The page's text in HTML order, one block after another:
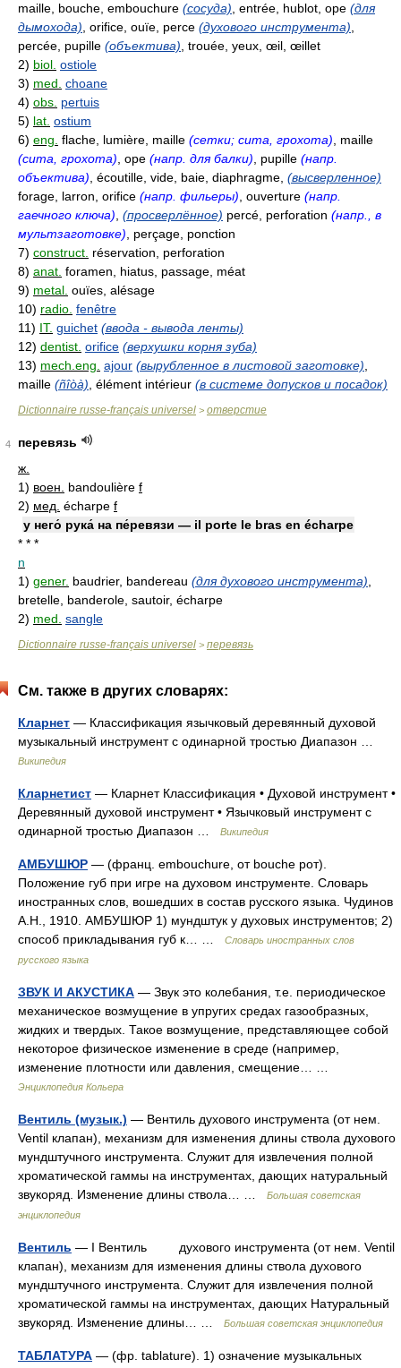
maille, bouche, embouchure (сосуда) , entrée, hublot, ope (для
дымохода) , orifice, ouïe, perce (духового инструмента)
percée, pupille (объектива) , trouée, yeux, œil, œillet
2) biol. ostiole
3) med. choane
4) obs. pertuis
5) lat. ostium
6) eng. flache, lumière, maille (сетки; сита, грохота) , maille
(сита, грохота) , ope (напр. для балки) , pupille (напр.
объектива) , écoutille, vide, baie, diaphragme, (высверленное)
forage, larron, orifice (напр. фильеры) , ouverture (напр.
гаечного ключа) (просверлённое) percé, perforation (напр., в
мультзаготовке) , perçage, ponction
7) construct. réservation, perforation
8) anat. foramen, hiatus, passage, méat
9) metal. ouïes, alésage
10) radio. fenêtre
11) IT. guichet (ввода - вывода ленты)
12) dentist. orifice (верхушки корня зуба)
13) mech.eng. ajour (вырубленное в листовой заготовке)
maille (ñîòà) , élément intérieur (в системе допусков и посадок)
Dictionnaire russe-français universel > отверстие
4
перевязь
ж.
1) воен. bandoulière f
2) мед. écharpe f
у него́ рука́ на пе́ревязи — il porte le bras en écharpe
* * *
n
1) gener. baudrier, bandereau (для духового инструмента)
bretelle, banderole, sautoir, écharpe
2) med. sangle
Dictionnaire russe-français universel > перевязь
См. также в других словарях:
Кларнет — Классификация язычковый деревянный духовой
музыкальный инструмент с одинарной тростью Диапазон …
Википедия
Кларнетист — Кларнет Классификация • Духовой инструмент •
Деревянный духовой инструмент • Язычковый инструмент с
одинарной тростью Диапазон …
Википедия
АМБУШЮР — (франц. embouchure, от bouche рот).
Положение губ при игре на духовом инструменте. Словарь
иностранных слов, вошедших в состав русского языка. Чудинов
А.Н., 1910. АМБУШЮР 1) мундштук у духовых инструментов; 2)
способ прикладывания губ к… …
Словарь иностранных слов
русского языка
ЗВУК И АКУСТИКА — Звук это колебания, т.е. периодическое
механическое возмущение в упругих средах газообразных,
жидких и твердых. Такое возмущение, представляющее собой
некоторое физическое изменение в среде (например,
изменение плотности или давления, смещение… …
Энциклопедия Кольера
Вентиль (музык.) — Вентиль духового инструмента (от нем.
Ventil клапан), механизм для изменения длины ствола духового
мундштучного инструмента. Служит для извлечения полной
хроматической гаммы на инструментах, дающих натуральный
звукоряд. Изменение длины ствола… …
Большая советская
энциклопедия
Вентиль — I Вентиль духового инструмента (от нем. Ventil
клапан), механизм для изменения длины ствола духового
мундштучного инструмента. Служит для извлечения полной
хроматической гаммы на инструментах, дающих Натуральный
звукоряд. Изменение длины… …
Большая советская энциклопедия
ТАБЛАТУРА — (фр. tablature). 1) означение музыкальных